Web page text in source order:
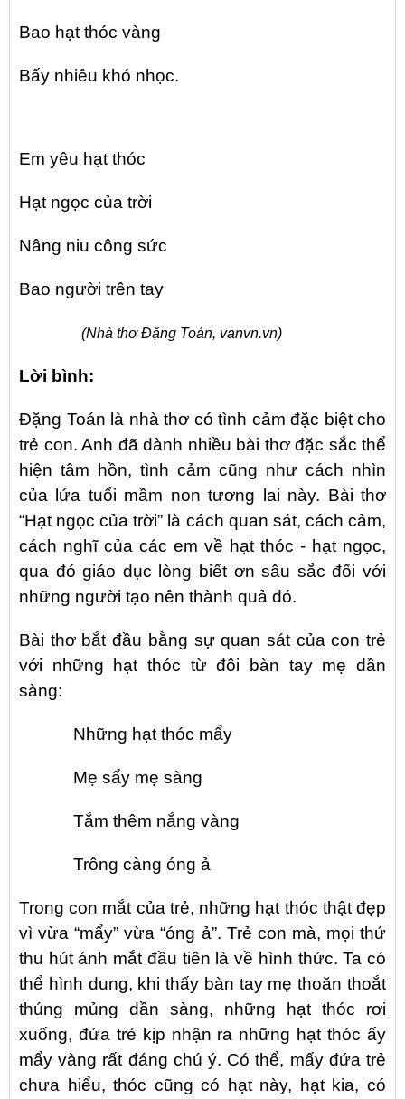
Bao hạt thóc vàng
Bấy nhiêu khó nhọc.
Em yêu hạt thóc
Hạt ngọc của trời
Nâng niu công sức
Bao người trên tay
(Nhà thơ Đặng Toán, vanvn.vn)
Lời bình:
Đặng Toán là nhà thơ có tình cảm đặc biệt cho
trẻ con. Anh đã dành nhiều bài thơ đặc sắc thể
hiện tâm hồn, tình cảm cũng như cách nhìn
của lứa tuổi mầm non tương lai này. Bài thơ
“Hạt ngọc của trời” là cách quan sát, cách cảm,
cách nghĩ của các em về hạt thóc - hạt ngọc,
qua đó giáo dục lòng biết ơn sâu sắc đối với
những người tạo nên thành quả đó.
Bài thơ bắt đầu bằng sự quan sát của con trẻ
với những hạt thóc từ đôi bàn tay mẹ dần
sàng:
Những hạt thóc mẩy
Mẹ sẩy mẹ sàng
Tắm thêm nắng vàng
Trông càng óng ả
Trong con mắt của trẻ, những hạt thóc thật đẹp
vì vừa “mẩy” vừa “óng ả”. Trẻ con mà, mọi thứ
thu hút ánh mắt đầu tiên là về hình thức. Ta có
thể hình dung, khi thấy bàn tay mẹ thoăn thoắt
thúng mủng dần sàng, những hạt thóc rơi
xuống, đứa trẻ kịp nhận ra những hạt thóc ấy
mẩy vàng rất đáng chú ý. Có thể, mấy đứa trẻ
chưa hiểu, thóc cũng có hạt này, hạt kia, có